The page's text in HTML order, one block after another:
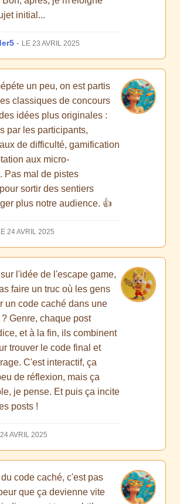
initial...
- LE 23 AVRIL 2025
un peu, on est partis
classiques de concours
idées plus originales :
par les participants,
de difficulté, gamification
aux micro-
Pas mal de pistes
sortir des sentiers
plus notre audience. 👍
24 AVRIL 2025
l'idée de l'escape game,
faire un truc où les gens
un code caché dans une
Genre, chaque post
et à la fin, ils combinent
trouver le code final et
C'est interactif, ça
de réflexion, mais ça
je pense. Et puis ça incite
posts !
AVRIL 2025
code caché, c'est pas
que ça devienne vite